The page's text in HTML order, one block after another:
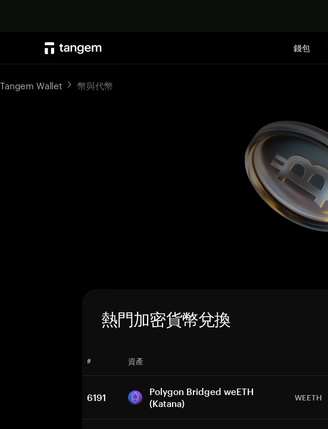
錢包
Tangem Wallet 幣與代幣
熱門加密貨幣兌換
# 資產
6191
Polygon Bridged weETH
(Katana)
WEETH